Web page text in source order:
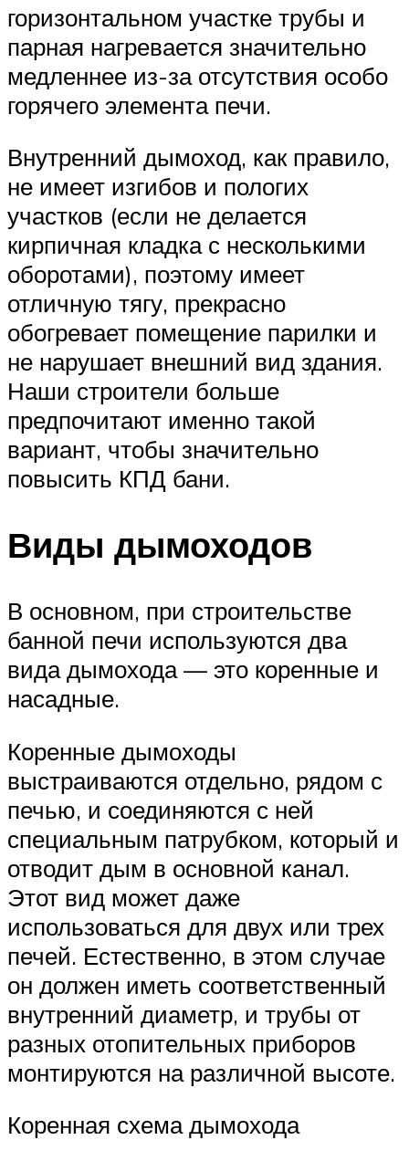
горизонтальном участке трубы и
парная нагревается значительно
медленнее из-за отсутствия особо
горячего элемента печи.
Внутренний дымоход, как правило,
не имеет изгибов и пологих
участков (если не делается
кирпичная кладка с несколькими
оборотами), поэтому имеет
отличную тягу, прекрасно
обогревает помещение парилки и
не нарушает внешний вид здания.
Наши строители больше
предпочитают именно такой
вариант, чтобы значительно
повысить КПД бани.
Виды дымоходов
В основном, при строительстве
банной печи используются два
вида дымохода — это коренные и
насадные.
Коренные дымоходы
выстраиваются отдельно, рядом с
печью, и соединяются с ней
специальным патрубком, который и
отводит дым в основной канал.
Этот вид может даже
использоваться для двух или трех
печей. Естественно, в этом случае
он должен иметь соответственный
внутренний диаметр, и трубы от
разных отопительных приборов
монтируются на различной высоте.
Коренная схема дымохода